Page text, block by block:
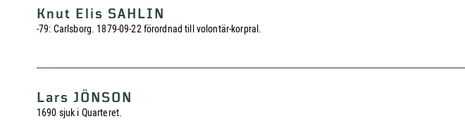
Knut Elis SAHLIN
-79: Carlsborg. 1879-09-22 förordnad till volontär-korpral.
Lars JÖNSON
1690 sjuk i Quarteret.